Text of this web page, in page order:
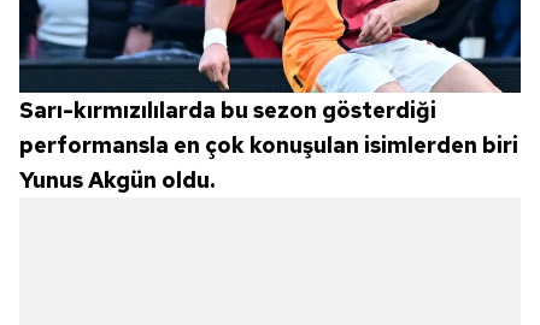
Sarı-kırmızılılarda bu sezon gösterdiği
performansla en çok konuşulan isimlerden biri
Yunus Akgün oldu.